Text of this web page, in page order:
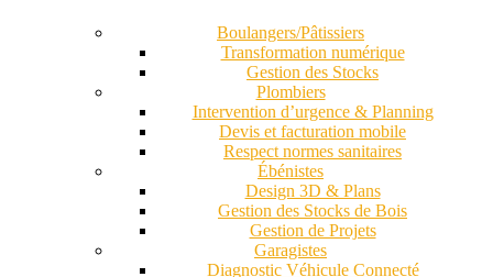
Boulangers/Pâtissiers
Transformation numérique
Gestion des Stocks
Plombiers
Intervention d’urgence & Planning
Devis et facturation mobile
Respect normes sanitaires
Ébénistes
Design 3D & Plans
Gestion des Stocks de Bois
Gestion de Projets
Garagistes
Diagnostic Véhicule Connecté